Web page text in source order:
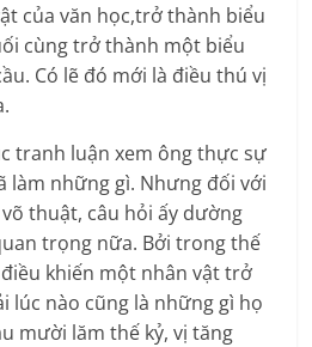
của văn học,trở thành biểu
cùng trở thành một biểu
Có lẽ đó mới là điều thú vị
tranh luận xem ông thực sự
làm những gì. Nhưng đối với
thuật, câu hỏi ấy dường
trọng nữa. Bởi trong thế
khiến một nhân vật trở
lúc nào cũng là những gì họ
mười lăm thế kỷ, vị tăng